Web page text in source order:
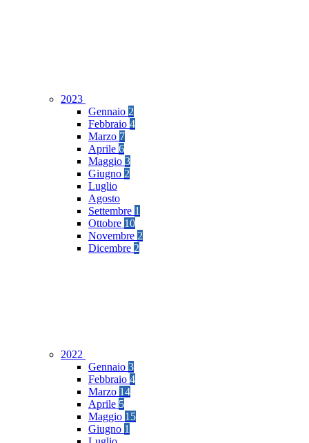
2023
Gennaio 2
Febbraio 4
Marzo 7
Aprile 6
Maggio 3
Giugno 2
Luglio
Agosto
Settembre 1
Ottobre 10
Novembre 2
Dicembre 2
2022
Gennaio 3
Febbraio 4
Marzo 14
Aprile 5
Maggio 15
Giugno 1